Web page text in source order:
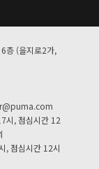
층 (을지로2가,
시, 점심시간 12
, 점심시간 12시